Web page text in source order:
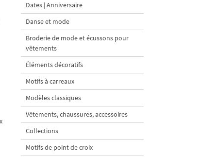
Dates | Anniversaire
Danse et mode
Broderie de mode et écussons pour
vêtements
Éléments décoratifs
Motifs à carreaux
Modèles classiques
Vêtements, chaussures, accessoires
Collections
Motifs de point de croix